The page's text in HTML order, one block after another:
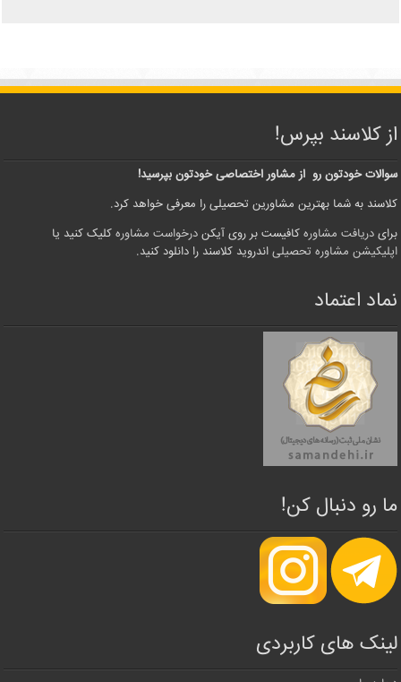
از کلاسند بپرس!
سوالات خودتون رو از مشاور اختصاصی خودتون بپرسید!
کلاسند به شما بهترین مشاورین تحصیلی را معرفی خواهد کرد.
برایدریافت مشاوره کافیست بر روی آیکندرخواست مشاوره کلیک کنید یا
اپلیکیشن مشاوره تحصیلی اندروید کلاسند را دانلود کنید.
نماد اعتماد
ما رو دنبال کن!
لینک های کاربردی